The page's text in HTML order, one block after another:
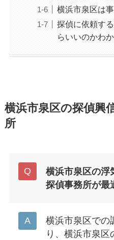
横浜市泉区は
探偵に依頼す
らいいのかわ
横浜市泉区の探偵興
所
横浜市泉区の浮
探偵事務所が最
横浜市泉区での
り、横浜市泉区